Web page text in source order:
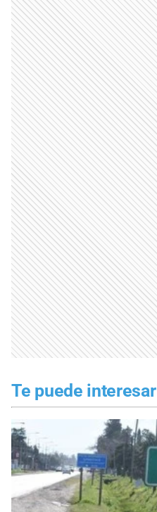
Te puede interesar